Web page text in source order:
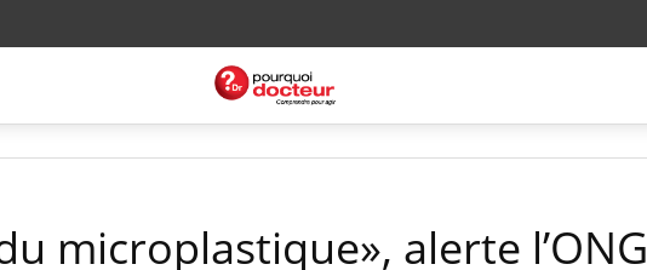
microplastique», alerte l’ONG